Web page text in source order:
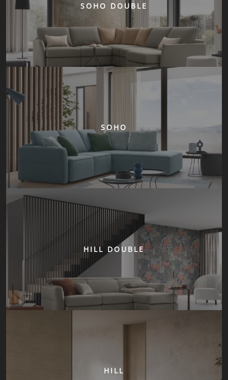
SOHO DOUBLE
SOHO
HILL DOUBLE
HILL